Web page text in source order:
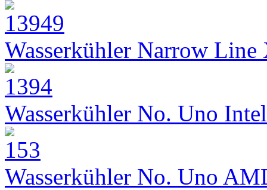
Wasserkühler Narrow
Wasserkühler No. Uno Intel
Wasserkühler No. Uno